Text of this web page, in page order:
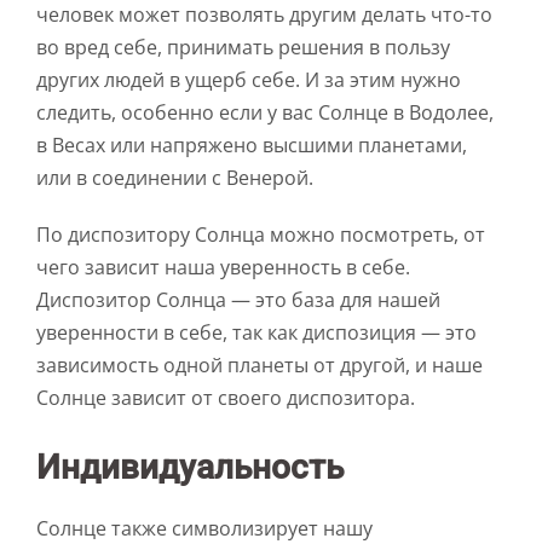
человек может позволять другим делать что-то
во вред себе, принимать решения в пользу
других людей в ущерб себе. И за этим нужно
следить, особенно если у вас Солнце в Водолее,
в Весах или напряжено высшими планетами,
или в соединении с Венерой.
По диспозитору Солнца можно посмотреть, от
чего зависит наша уверенность в себе.
Диспозитор Солнца — это база для нашей
уверенности в себе, так как диспозиция — это
зависимость одной планеты от другой, и наше
Солнце зависит от своего диспозитора.
Индивидуальность
Солнце также символизирует нашу